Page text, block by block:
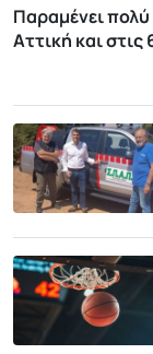
Παραμένει
Αττική και στις